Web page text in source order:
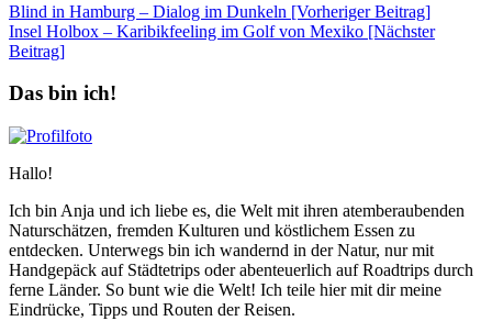
Blind in Hamburg – Dialog im Dunkeln [Vorheriger Beitrag]
Insel Holbox – Karibikfeeling im Golf von Mexiko [Nächster
Beitrag]
Das bin ich!
Hallo!
Ich bin Anja und ich liebe es, die Welt mit ihren atemberaubenden
Naturschätzen, fremden Kulturen und köstlichem Essen zu
entdecken. Unterwegs bin ich wandernd in der Natur, nur mit
Handgepäck auf Städtetrips oder abenteuerlich auf Roadtrips durch
ferne Länder. So bunt wie die Welt! Ich teile hier mit dir meine
Eindrücke, Tipps und Routen der Reisen.